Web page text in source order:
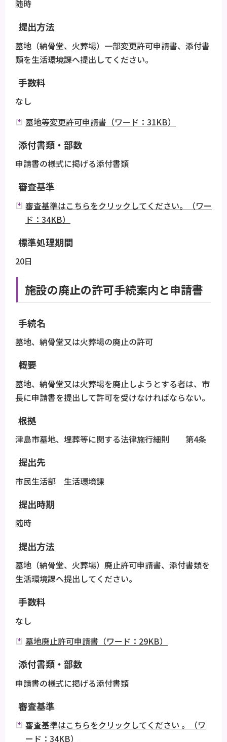
随時
提出方法
墓地（納骨堂、火葬場）一部変更許可申請書、添付書
類を生活環境課へ提出してください。
手数料
なし
墓地等変更許可申請書（ワード：31KB）
添付書類・部数
申請書の様式に掲げる添付書類
審査基準
審査基準はこちらをクリックしてください。（ワー
ド：34KB）
標準処理期間
20日
施設の廃止の許可手続案内と申請書
手続名
墓地、納骨堂又は火葬場の廃止の許可
概要
墓地、納骨堂又は火葬場を廃止しようとする者は、市
長に申請書を提出して許可を受けなければならない。
根拠
津島市墓地、埋葬等に関する法律施行細則 第4条
提出先
市民生活部 生活環境課
提出時期
随時
提出方法
墓地（納骨堂、火葬場）廃止許可申請書、添付書類を
生活環境課へ提出してください。
手数料
なし
墓地廃止許可申請書（ワード：29KB）
添付書類・部数
申請書の様式に掲げる添付書類
審査基準
審査基準はこちらをクリックしてください 。（ワ
ード：34KB）